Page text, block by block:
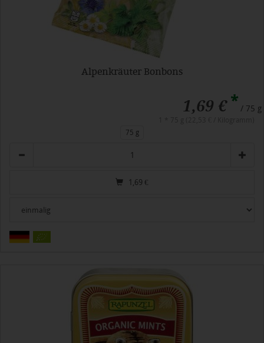
Alpenkräuter Bonbons
1,69 €* / 75 g
75 g
1,69 €